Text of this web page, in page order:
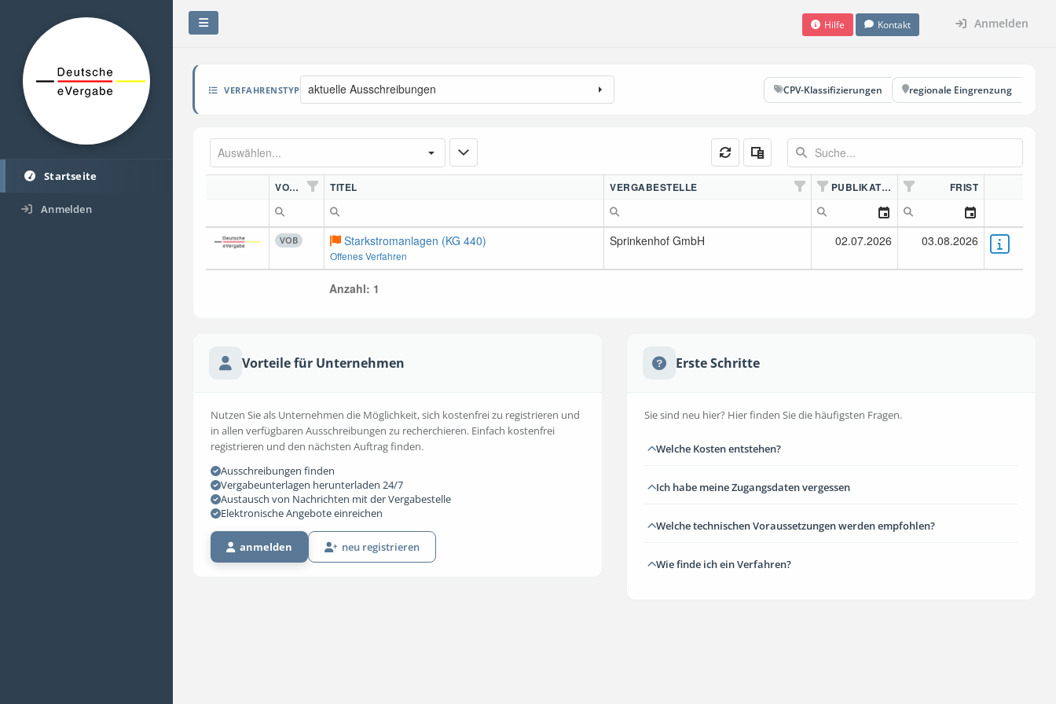
Startseite
Anmelden
Hilfe Kontakt Anmelden
VERFAHRENSTYP aktuelle Ausschreibungen CPV-Klassifizierungen regionale Eingrenzung
VORDN. TITEL VERGABESTELLE PUBLIKATION FRIST
VOB Starkstromanlagen (KG 440)
Offenes Verfahren
Sprinkenhof GmbH 02.07.2026 03.08.2026
Anzahl: 1
Vorteile für Unternehmen
Nutzen Sie als Unternehmen die Möglichkeit, sich kostenfrei zu registrieren und
in allen verfügbaren Ausschreibungen zu recherchieren. Einfach kostenfrei
registrieren und den nächsten Auftrag finden.
Ausschreibungen finden
Vergabeunterlagen herunterladen 24/7
Austausch von Nachrichten mit der Vergabestelle
Elektronische Angebote einreichen
anmelden neu registrieren
Erste Schritte
Sie sind neu hier? Hier finden Sie die häufigsten Fragen.
Welche Kosten entstehen?
Ich habe meine Zugangsdaten vergessen
Welche technischen Voraussetzungen werden empfohlen?
Wie finde ich ein Verfahren?